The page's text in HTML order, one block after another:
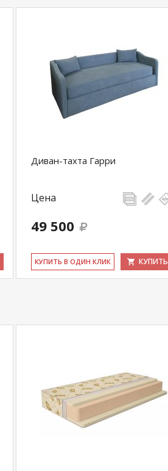
поможет
и комфортный сон.
подходит для
машине.
уточняйте у
интернет-
Диван-тахта Гарри
Цена
49 500
КУ­ПИТЬ В ОДИН КЛИК КУПИТЬ